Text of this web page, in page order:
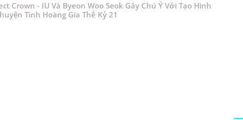
Crown - IU Và Byeon Woo Seok Gây Chú Ý Với Tạo Hình
Tình Hoàng Gia Thế Kỷ 21